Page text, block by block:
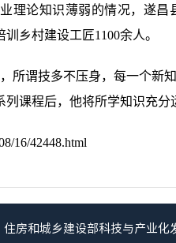
理论知识薄弱的情况，遂
乡村建设工匠1100余人。
所谓技多不压身，每一个新
课程后，他将所学知识充分
16/42448.html
住房和城乡建设部科技与产业化